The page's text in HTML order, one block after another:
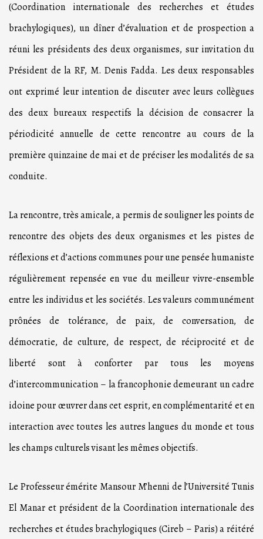
(Coordination internationale des recherches et études
brachylogiques), un dîner d’évaluation et de prospection a
réuni les présidents des deux organismes, sur invitation du
Président de la RF, M. Denis Fadda. Les deux responsables
ont exprimé leur intention de discuter avec leurs collègues
des deux bureaux respectifs la décision de consacrer la
périodicité annuelle de cette rencontre au cours de la
première quinzaine de mai et de préciser les modalités de sa
conduite.
La rencontre, très amicale, a permis de souligner les points de
rencontre des objets des deux organismes et les pistes de
réflexions et d’actions communes pour une pensée humaniste
régulièrement repensée en vue du meilleur vivre-ensemble
entre les individus et les sociétés. Les valeurs communément
prônées de tolérance, de paix, de conversation, de
démocratie, de culture, de respect, de réciprocité et de
liberté sont à conforter par tous les moyens
d’intercommunication – la francophonie demeurant un cadre
idoine pour œuvrer dans cet esprit, en complémentarité et en
interaction avec toutes les autres langues du monde et tous
les champs culturels visant les mêmes objectifs.
Le Professeur émérite Mansour M’henni de l’Université Tunis
El Manar et président de la Coordination internationale des
recherches et études brachylogiques (Cireb – Paris) a réitéré